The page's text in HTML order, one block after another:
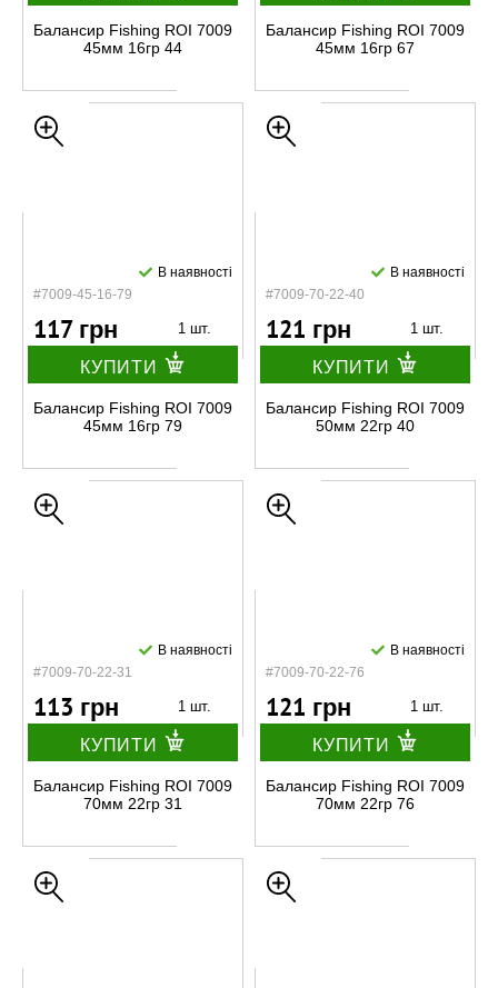
Балансир Fishing ROI 7009
45мм 16гр 44
Балансир Fishing ROI 7009
45мм 16гр 67
#7009-45-16-79
В наявності
117 грн 1 шт.
КУПИТИ
Балансир Fishing ROI 7009
45мм 16гр 79
#7009-70-22-40
В наявності
121 грн 1 шт.
КУПИТИ
Балансир Fishing ROI 7009
50мм 22гр 40
#7009-70-22-31
В наявності
113 грн 1 шт.
КУПИТИ
Балансир Fishing ROI 7009
70мм 22гр 31
#7009-70-22-76
В наявності
121 грн 1 шт.
КУПИТИ
Балансир Fishing ROI 7009
70мм 22гр 76